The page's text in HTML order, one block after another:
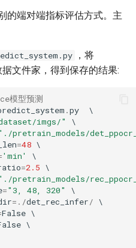
的端对端指标评估方式。主
，将
文件家，得到保存的结果:
模型预测
.py
imgs/"
pretrain_models/
=48
'min'
=2.5
pretrain_models/
="3, 48, 320"
=./det_rec_infer/
False